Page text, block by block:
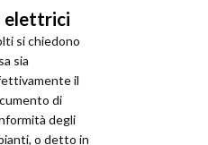
elettrici
si chiedono
sia
il
di
degli
o detto in